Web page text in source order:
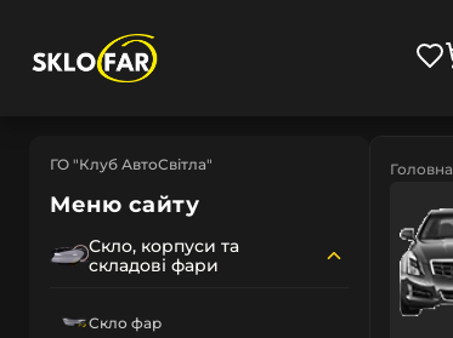
ГО "Клуб АвтоСвітла"
Меню сайту
Скло, корпуси та
складові фари
Скло фар
Головна